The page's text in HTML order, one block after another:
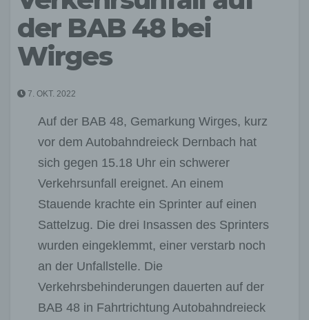
der BAB 48 bei
Wirges
7. OKT. 2022
Auf der BAB 48, Gemarkung Wirges, kurz
vor dem Autobahndreieck Dernbach hat
sich gegen 15.18 Uhr ein schwerer
Verkehrsunfall ereignet. An einem
Stauende krachte ein Sprinter auf einen
Sattelzug. Die drei Insassen des Sprinters
wurden eingeklemmt, einer verstarb noch
an der Unfallstelle. Die
Verkehrsbehinderungen dauerten auf der
BAB 48 in Fahrtrichtung Autobahndreieck